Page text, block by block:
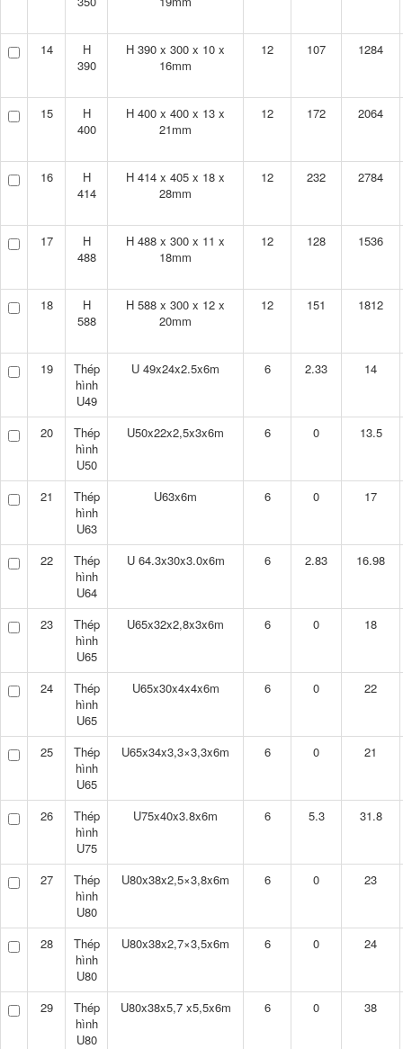
14
H
390
H 390 x 300 x 10 x
16mm
12 107 1284
15
H
400
H 400 x 400 x 13 x
21mm
12 172 2064
16
H
414
H 414 x 405 x 18 x
28mm
12 232 2784
17
H
488
H 488 x 300 x 11 x
18mm
12 128 1536
18
H
588
H 588 x 300 x 12 x
20mm
12 151 1812
19
Thép
hình
U49
U 49x24x2.5x6m 6 2.33 14
20
Thép
hình
U50
U50x22x2,5x3x6m 6 0 13.5
21
Thép
hình
U63
U63x6m 6 0 17
22
Thép
hình
U64
U 64.3x30x3.0x6m 6 2.83 16.98
23
Thép
hình
U65
U65x32x2,8x3x6m 6 0 18
24
Thép
hình
U65
U65x30x4x4x6m 6 0 22
25
Thép
hình
U65
U65x34x3,3×3,3x6m 6 0 21
26
Thép
hình
U75
U75x40x3.8x6m 6 5.3 31.8
27
Thép
hình
U80
U80x38x2,5×3,8x6m 6 0 23
28
Thép
hình
U80
U80x38x2,7×3,5x6m 6 0 24
29
Thép
hình
U80
U80x38x5,7 x5,5x6m 6 0 38